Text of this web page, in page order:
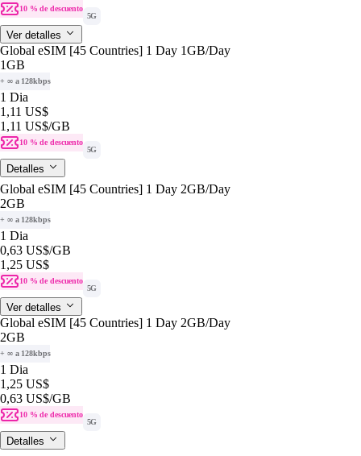
10 % de descuento
5G
Ver detalles
Global eSIM [45 Countries] 1 Day 1GB/Day
1GB
+ ∞ a 128kbps
1 Dia
1,11 US$
1,11 US$/GB
10 % de descuento
5G
Detalles
Global eSIM [45 Countries] 1 Day 2GB/Day
2GB
+ ∞ a 128kbps
1 Dia
0,63 US$/GB
1,25 US$
10 % de descuento
5G
Ver detalles
Global eSIM [45 Countries] 1 Day 2GB/Day
2GB
+ ∞ a 128kbps
1 Dia
1,25 US$
0,63 US$/GB
10 % de descuento
5G
Detalles